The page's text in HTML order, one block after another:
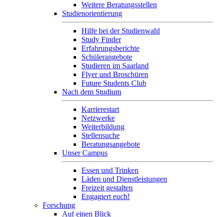
Weitere Beratungsstellen
Studienorientierung
Hilfe bei der Studienwahl
Study Finder
Erfahrungsberichte
Schülerangebote
Studieren im Saarland
Flyer und Broschüren
Future Students Club
Nach dem Studium
Karrierestart
Netzwerke
Weiterbildung
Stellensuche
Beratungsangebote
Unser Campus
Essen und Trinken
Läden und Dienstleistungen
Freizeit gestalten
Engagiert euch!
Forschung
Auf einen Blick